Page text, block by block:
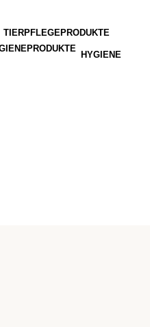
TIERPFLEGEPRODUKTE
HYGIENE